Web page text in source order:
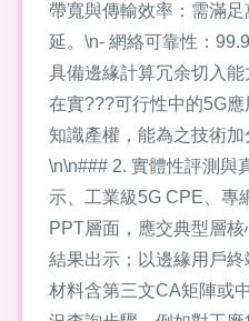
帶寬與傳輸效率：需滿
延。\n- 網絡可靠性：
具備邊緣計算冗余切入能
在實???可行性中的5G
知識產權，能為之技術加
\n\n### 2. 實體性評測與
示、工業級5G CPE、專
PPT層面，應交典型層
結果出示；以邊緣用戶
材料含第三文CA矩陣或